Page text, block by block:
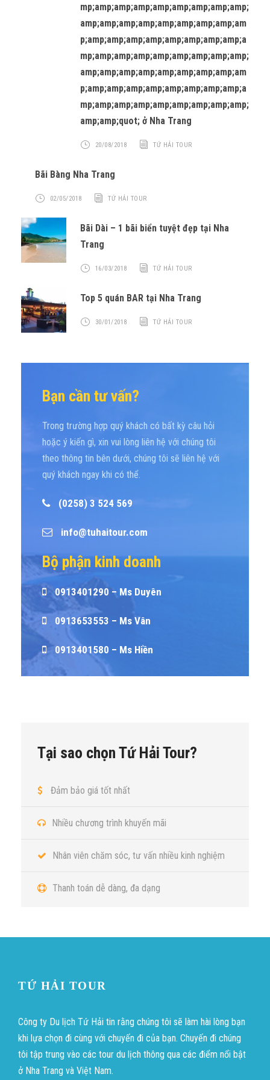
mp;amp;amp;amp;amp;amp;amp;amp;amp;
amp;amp;amp;amp;amp;amp;amp;amp;am
p;amp;amp;amp;amp;amp;amp;amp;amp;a
mp;amp;amp;amp;amp;amp;amp;amp;amp;
amp;amp;amp;amp;amp;amp;amp;amp;am
p;amp;amp;amp;amp;amp;amp;amp;amp;a
mp;amp;amp;amp;amp;amp;amp;amp;amp;
amp;amp;quot; ở Nha Trang
20/08/2018 TỨ HẢI TOUR
Bãi Bàng Nha Trang
02/05/2018 TỨ HẢI TOUR
Bãi Dài – 1 bãi biển tuyệt đẹp tại Nha
Trang
16/03/2018 TỨ HẢI TOUR
Top 5 quán BAR tại Nha Trang
30/01/2018 TỨ HẢI TOUR
Bạn cần tư vấn?
Trong trường hợp quý khách có bất kỳ câu hỏi
hoặc ý kiến gì, xin vui lòng liên hệ với chúng tôi
theo thông tin bên dưới, chúng tôi sẽ liên hệ với
quý khách ngay khi có thể.
(0258) 3 524 569
info@tuhaitour.com
Bộ phận kinh doanh
0913401290 – Ms Duyên
0913653553 – Ms Vân
0913401580 – Ms Hiền
Tại sao chọn Tứ Hải Tour?
Đảm bảo giá tốt nhất
Nhiều chương trình khuyến mãi
Nhân viên chăm sóc, tư vấn nhiều kinh nghiệm
Thanh toán dễ dàng, đa dạng
TỨ HẢI TOUR
Công ty Du lịch Tứ Hải tin rằng chúng tôi sẽ làm hài lòng bạn
khi lựa chọn đi cùng với chuyến đi của bạn. Chuyến đi chúng
tôi tập trung vào các tour du lịch thông qua các điểm nổi bật
ở Nha Trang và Việt Nam.